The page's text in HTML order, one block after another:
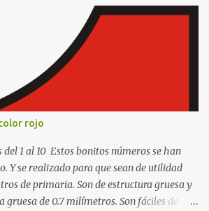
rojo
del 1 al 10 Estos bonitos números se han
Y se realizado para que sean de utilidad
de primaria. Son de estructura gruesa y
de 0.7 milímetros. Son fáciles de